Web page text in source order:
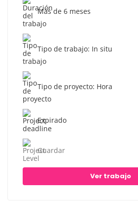
Más de 6 meses
Tipo de trabajo: In situ
Tipo de proyecto: Hora
Expirado
Guardar
Ver trabajo